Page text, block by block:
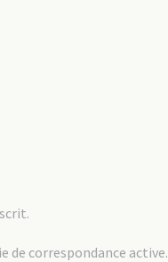
de correspondance active.